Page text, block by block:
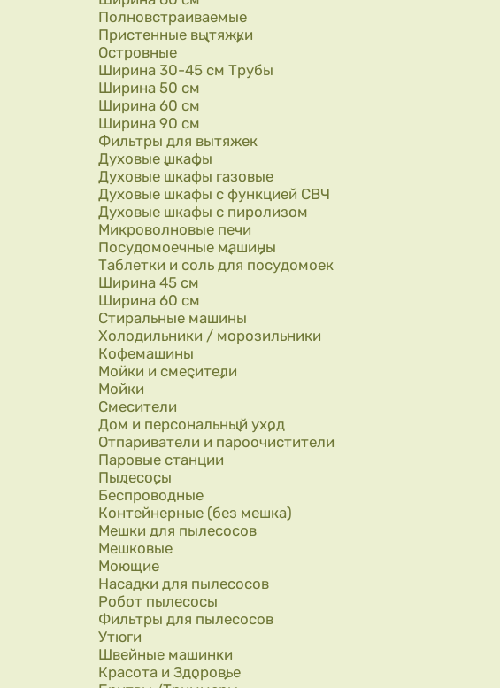
Полновстраиваемые
Пристенные вытяжки
Островные
Ширина 30-45 см Трубы
Ширина 50 см
Ширина 60 см
Ширина 90 см
Фильтры для вытяжек
Духовые шкафы
Духовые шкафы газовые
Духовые шкафы с функцией СВЧ
Духовые шкафы с пиролизом
Микроволновые печи
Посудомоечные машины
Таблетки и соль для посудомоек
Ширина 45 см
Ширина 60 см
Стиральные машины
Холодильники / морозильники
Кофемашины
Мойки и смесители
Мойки
Смесители
Дом и персональный уход
Отпариватели и пароочистители
Паровые станции
Пылесосы
Беспроводные
Контейнерные (без мешка)
Мешки для пылесосов
Мешковые
Моющие
Насадки для пылесосов
Робот пылесосы
Фильтры для пылесосов
Утюги
Швейные машинки
Красота и Здоровье